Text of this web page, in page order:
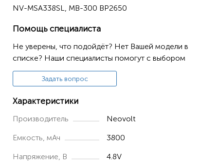
MSA338
MSA358
NV-MSA338SL, MB-300 BP2650
Помощь специалиста
Не уверены, что подойдёт? Нет Вашей модели в
списке? Наши специалисты помогут с выбором
Задать вопрос
Характеристики
Производитель Neovolt
Емкость, мАч 3800
Напряжение, В 4.8V